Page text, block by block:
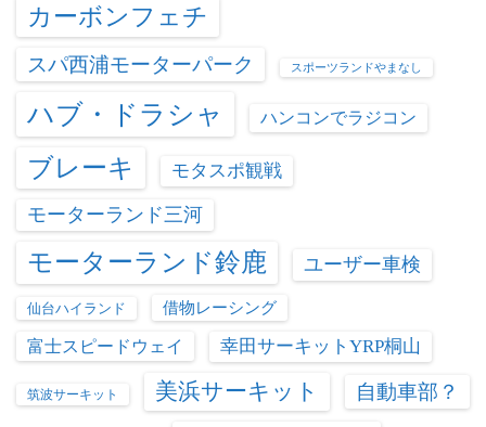
カーボンフェチ
スパ西浦モーターパーク スポーツランドやまなし
ハブ・ドラシャ ハンコンでラジコン
ブレーキ モタスポ観戦
モーターランド三河
モーターランド鈴鹿 ユーザー車検
仙台ハイランド 借物レーシング
富士スピードウェイ 幸田サーキットYRP桐山
筑波サーキット 美浜サーキット 自動車部？